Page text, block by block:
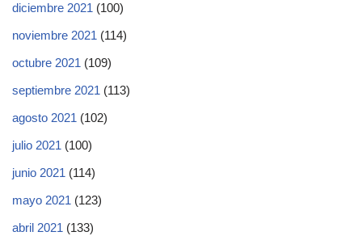
diciembre 2021 (100)
noviembre 2021 (114)
octubre 2021 (109)
septiembre 2021 (113)
agosto 2021 (102)
julio 2021 (100)
junio 2021 (114)
mayo 2021 (123)
abril 2021 (133)